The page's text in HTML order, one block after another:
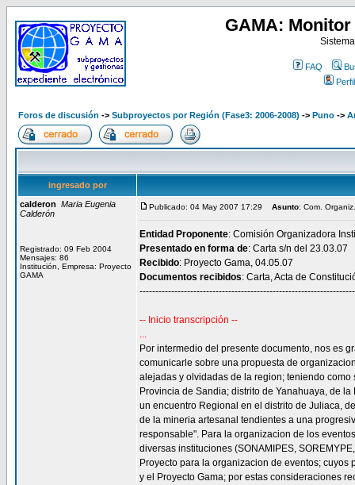
GAMA:
FAQ
Perfil
Foros de discusión -> Subproyectos por Región (Fase3: 2006-2008) -> Puno ->
ingresado por
calderon Maria Eugenia
Calderón
Registrado: 09 Feb 2004
Mensajes: 86
Institución, Empresa: Proyecto
GAMA
Publicado: 04 May 2007 17:29 Asunto: Com.
Entidad Proponente: Comisión Organizadora
Presentado en forma de: Carta s/n del 23.03.07
Recibido: Proyecto Gama, 04.05.07
Documentos recibidos: Carta, Acta de
-- Inicio transcripción --
...
Por intermedio del presente documento, nos es
comunicarle sobre una propuesta de
alejadas y olvidadas de la region; teniendo
Provincia de Sandia; distrito de Yanahuaya, de
un encuentro Regional en el distrito de Juliaca,
de la mineria artesanal tendientes a una
responsable". Para la organizacion de los
diversas instituciones (SONAMIPES,
Proyecto para la organizacion de eventos;
y el Proyecto Gama; por estas consideraciones